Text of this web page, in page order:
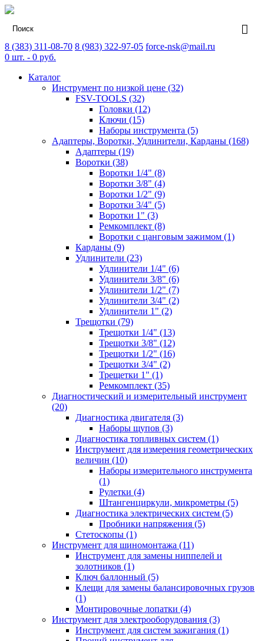
8 (383) 311-08-70 8 (983) 322-97-05 force-nsk@mail.ru
0 шт. - 0 руб.
Каталог
Инструмент по низкой цене (32)
FSV-TOOLS (32)
Головки (12)
Ключи (15)
Наборы инструмента (5)
Адаптеры, Воротки, Удлинители, Карданы (168)
Адаптеры (19)
Воротки (38)
Воротки 1/4" (8)
Воротки 3/8" (4)
Воротки 1/2" (9)
Воротки 3/4" (5)
Воротки 1" (3)
Ремкомплект (8)
Воротки с цанговым зажимом (1)
Карданы (9)
Удлинители (23)
Удлинители 1/4" (6)
Удлинители 3/8" (6)
Удлинители 1/2" (7)
Удлинители 3/4" (2)
Удлинители 1" (2)
Трещотки (79)
Трещотки 1/4" (13)
Трещотки 3/8" (12)
Трещотки 1/2" (16)
Трещотки 3/4" (2)
Трещетки 1" (1)
Ремкомплект (35)
Диагностический и измерительный инструмент
(20)
Диагностика двигателя (3)
Наборы щупов (3)
Диагностика топливных систем (1)
Инструмент для измерения геометрических
величин (10)
Наборы измерительного инструмента
(1)
Рулетки (4)
Штангенциркули, микрометры (5)
Диагностика электрических систем (5)
Пробники напряжения (5)
Стетоскопы (1)
Инструмент для шиномонтажа (11)
Инструмент для замены ниппелей и
золотников (1)
Ключ баллонный (5)
Клещи для замены балансировочных грузов
(1)
Монтировочные лопатки (4)
Инструмент для электрооборудования (3)
Инструмент для систем зажигания (1)